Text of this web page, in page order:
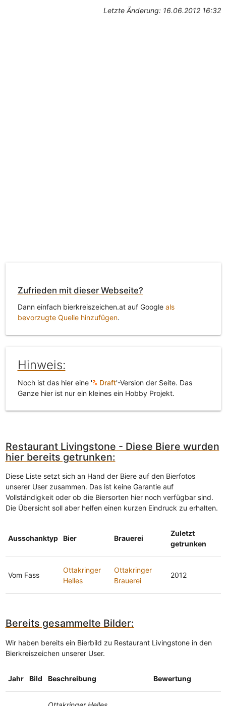
Letzte Änderung: 16.06.2012 16:32
Zufrieden mit dieser Webseite?
Dann einfach bierkreiszeichen.at auf Google als
bevorzugte Quelle hinzufügen.
Hinweis:
Noch ist das hier eine ' Draft'-Version der Seite. Das
Ganze hier ist nur ein kleines ein Hobby Projekt.
Restaurant Livingstone - Diese Biere wurden
hier bereits getrunken:
Diese Liste setzt sich an Hand der Biere auf den Bierfotos
unserer User zusammen. Das ist keine Garantie auf
Vollständigkeit oder ob die Biersorten hier noch verfügbar sind.
Die Übersicht soll aber helfen einen kurzen Eindruck zu erhalten.
Ausschanktyp Bier Brauerei
Zuletzt
getrunken
Vom Fass
Ottakringer
Helles
Ottakringer
Brauerei
2012
Bereits gesammelte Bilder:
Wir haben bereits ein Bierbild zu Restaurant Livingstone in den
Bierkreiszeichen unserer User.
Jahr Bild Beschreibung Bewertung